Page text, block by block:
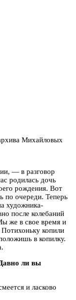
Михайловых
— в разговор
родилась дочь
рождения. Вот
по очереди. Теперь
художника-
после колебаний
же в свое время и
копили
в копилку.
ли вы
и ласково